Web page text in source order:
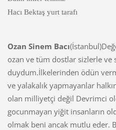
Hacı Bektaş yurt tarafı
Ozan Sinem Bacı
ozan ve tüm dostlar sizlerle ve
duydum.İlkelerinden ödün
ve yalakalık yapmayanlar
olan milliyetçi değil Devrimci
gocunmayan yiğit insanların
olmak beni ancak mutlu eder.